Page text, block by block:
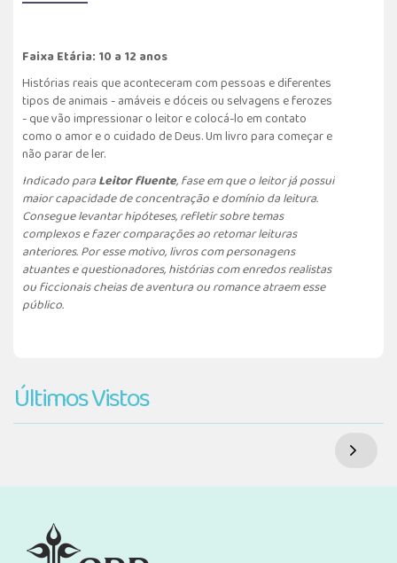
Faixa Etária: 10 a 12 anos
Histórias reais que aconteceram com pessoas e diferentes
tipos de animais - amáveis e dóceis ou selvagens e ferozes
- que vão impressionar o leitor e colocá-lo em contato
como o amor e o cuidado de Deus. Um livro para começar e
não parar de ler.
Indicado paraLeitor fluente, fase em que o leitor já possui
maior capacidade de concentração e domínio da leitura.
Consegue levantar hipóteses, refletir sobre temas
complexos e fazer comparações ao retomar leituras
anteriores. Por esse motivo, livros com personagens
atuantes e questionadores, histórias com enredos realistas
ou ficcionais cheias de aventura ou romance atraem esse
público.
Últimos Vistos